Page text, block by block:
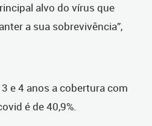
alvo do vírus que
a sua sobrevivência”,
e 4 anos a cobertura com
é de 40,9%.